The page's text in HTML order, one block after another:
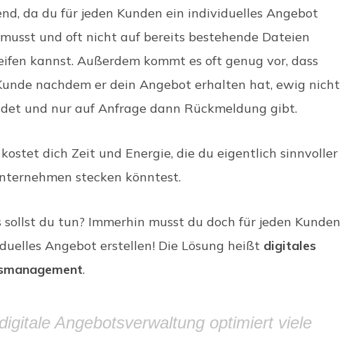
da du für jeden Kunden ein individuelles Angebot
und oft nicht auf bereits bestehende Dateien
kannst. Außerdem kommt es oft genug vor, dass
nachdem er dein Angebot erhalten hat, ewig nicht
und nur auf Anfrage dann Rückmeldung gibt.
kostet dich Zeit und Energie, die du eigentlich sinnvoller
stecken könntest.
sollst du tun? Immerhin musst du doch für jeden Kunden
Angebot erstellen! Die Lösung heißt digitales
.
Angebotsverwaltung optimiert viele